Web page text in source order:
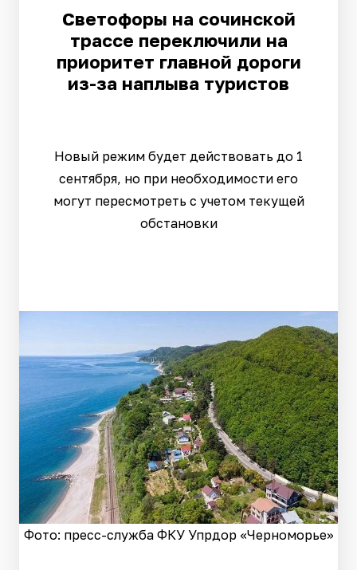
Светофоры на сочинской
трассе переключили на
приоритет главной дороги
из-за наплыва туристов
Новый режим будет действовать до 1
сентября, но при необходимости его
могут пересмотреть с учетом текущей
обстановки
Фото: пресс-служба ФКУ Упрдор «Черноморье»